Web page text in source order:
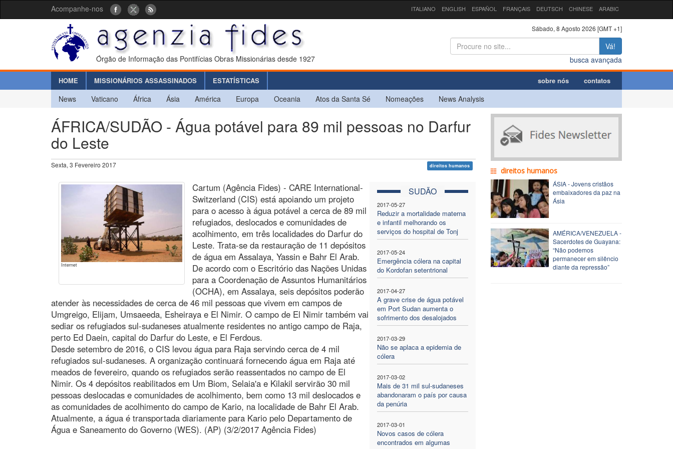
Acompanhe-nos ITALIANO ENGLISH ESPAÑOL FRANÇAIS DEUTSCH CHINESE ARABIC
Órgão de Informação das Pontifícias Obras Missionárias desde 1927
Sábado, 8 Agosto 2026 [GMT +1]
Vá!
busca avançada
HOME MISSIONÁRIOS ASSASSINADOS ESTATÍSTICAS sobre nós contatos
News Vaticano África Ásia América Europa Oceania Atos da Santa Sé Nomeações News Analysis
ÁFRICA/SUDÃO - Água potável para 89 mil pessoas no Darfur
do Leste
Sexta, 3 Fevereiro 2017 direitos humanos
Internet
SUDÃO
2017-05-27
Reduzir a mortalidade materna
e infantil melhorando os
serviços do hospital de Tonj
2017-05-24
Emergência cólera na capital
do Kordofan setentrional
2017-04-27
A grave crise de água potável
em Port Sudan aumenta o
sofrimento dos desalojados
2017-03-29
Não se aplaca a epidemia de
cólera
2017-03-02
Mais de 31 mil sul-sudaneses
abandonaram o país por causa
da penúria
2017-03-01
Novos casos de cólera
encontrados em algumas
Cartum (Agência Fides) - CARE International-
Switzerland (CIS) está apoiando um projeto
para o acesso à água potável a cerca de 89 mil
refugiados, deslocados e comunidades de
acolhimento, em três localidades do Darfur do
Leste. Trata-se da restauração de 11 depósitos
de água em Assalaya, Yassin e Bahr El Arab.
De acordo com o Escritório das Nações Unidas
para a Coordenação de Assuntos Humanitários
(OCHA), em Assalaya, seis depósitos poderão
atender às necessidades de cerca de 46 mil pessoas que vivem em campos de
Umgreigo, Elijam, Umsaeeda, Esheiraya e El Nimir. O campo de El Nimir também vai
sediar os refugiados sul-sudaneses atualmente residentes no antigo campo de Raja,
perto Ed Daein, capital do Darfur do Leste, e El Ferdous.
Desde setembro de 2016, o CIS levou água para Raja servindo cerca de 4 mil
refugiados sul-sudaneses. A organização continuará fornecendo água em Raja até
meados de fevereiro, quando os refugiados serão reassentados no campo de El
Nimir. Os 4 depósitos reabilitados em Um Biom, Selaia'a e Kilakil servirão 30 mil
pessoas deslocadas e comunidades de acolhimento, bem como 13 mil deslocados e
as comunidades de acolhimento do campo de Kario, na localidade de Bahr El Arab.
Atualmente, a água é transportada diariamente para Kario pelo Departamento de
Água e Saneamento do Governo (WES). (AP) (3/2/2017 Agência Fides)
direitos humanos
ÁSIA - Jovens cristãos
embaixadores da paz na
Ásia
AMÉRICA/VENEZUELA -
Sacerdotes de Guayana:
“Não podemos
permanecer em silêncio
diante da repressão”